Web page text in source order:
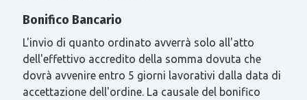
Bonifico Bancario
L'invio di quanto ordinato avverrà solo all'atto
dell'effettivo accredito della somma dovuta che
dovrà avvenire entro 5 giorni lavorativi dalla data di
accettazione dell'ordine. La causale del bonifico